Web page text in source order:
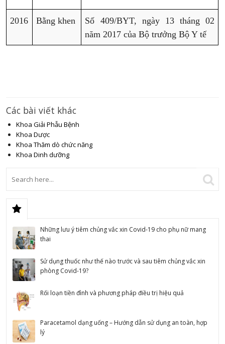
2016 Bằng khen
Số 409/BYT, ngày 13 tháng 02
năm 2017 của Bộ trưởng Bộ Y tế
Các bài viết khác
Khoa Giải Phẫu Bệnh
Khoa Dược
Khoa Thăm dò chức năng
Khoa Dinh dưỡng
Những lưu ý tiêm chủng vắc xin Covid-19 cho phụ nữ mang
thai
Sử dụng thuốc như thế nào trước và sau tiêm chủng vắc xin
phòng Covid-19?
Rối loạn tiền đình và phương pháp điều trị hiệu quả
Paracetamol dạng uống – Hướng dẫn sử dụng an toàn, hợp
lý